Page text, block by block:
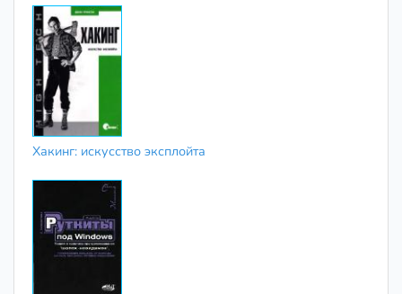
Хакинг: искусство эксплойта